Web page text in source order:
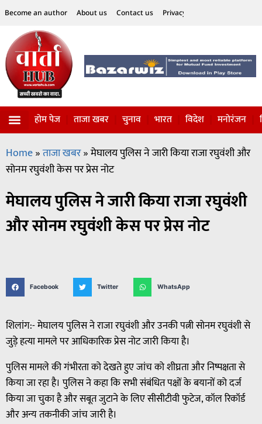
Become an author About us Contact us Privacy Policy
होम पेज ताजा खबर चुनाव भारत विदेश मनोरंजन
Home»ताजा खबर»मेघालय पुलिस ने जारी किया राजा रघुवंशी और
सोनम रघुवंशी केस पर प्रेस नोट
मेघालय पुलिस ने जारी किया राजा रघुवंशी
और सोनम रघुवंशी केस पर प्रेस नोट
Facebook Twitter WhatsApp
शिलांग:- मेघालय पुलिस ने राजा रघुवंशी और उनकी पत्नी सोनम रघुवंशी से
जुड़े हत्या मामले पर आधिकारिक प्रेस नोट जारी किया है।
पुलिस मामले की गंभीरता को देखते हुए जांच को शीघ्रता और निष्पक्षता से
किया जा रहा है। पुलिस ने कहा कि सभी संबंधित पक्षों के बयानों को दर्ज
किया जा चुका है और सबूत जुटाने के लिए सीसीटीवी फुटेज, कॉल रिकॉर्ड
और अन्य तकनीकी जांच जारी है।